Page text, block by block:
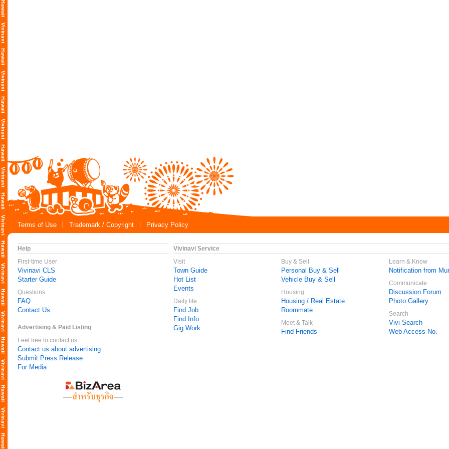
Terms of Use
Trademark / Copyright Privacy Policy
Help
First-time User
Vivinavi CLS
Starter Guide
Questions
FAQ
Contact Us
Advertising & Paid Listing
Feel free to contact us
Contact us about advertising
Submit Press Release
For Media
Vivinavi Service
Visit
Town Guide
Hot List
Events
Daily life
Find Job
Find Info
Gig Work
Buy & Sell
Personal Buy & Sell
Vehicle Buy & Sell
Housing
Housing / Real Estate
Roommate
Meet & Talk
Find Friends
Learn & Know
Notification from
Communicate
Discussion Forum
Photo Gallery
Search
Vivi Search
Web Access No.